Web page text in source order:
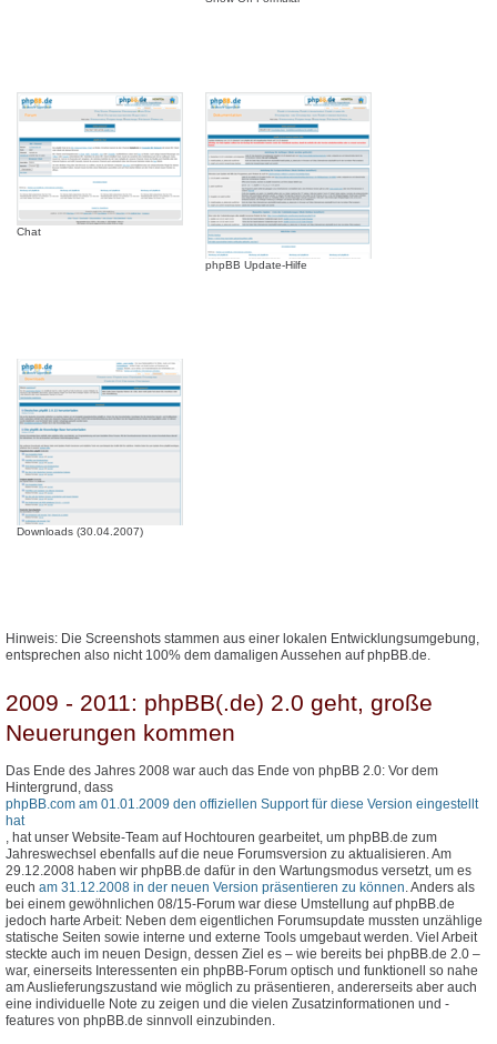
Chat
phpBB Update-Hilfe
Downloads (30.04.2007)
Hinweis: Die Screenshots stammen aus einer lokalen Entwicklungsumgebung,
entsprechen also nicht 100% dem damaligen Aussehen auf phpBB.de.
2009 - 2011: phpBB(.de) 2.0 geht, große
Neuerungen kommen
Das Ende des Jahres 2008 war auch das Ende von phpBB 2.0: Vor dem
Hintergrund, dass
phpBB.com am 01.01.2009 den offiziellen Support für diese Version eingestellt
hat
, hat unser Website-Team auf Hochtouren gearbeitet, um phpBB.de zum
Jahreswechsel ebenfalls auf die neue Forumsversion zu aktualisieren. Am
29.12.2008 haben wir phpBB.de dafür in den Wartungsmodus versetzt, um es
euch am 31.12.2008 in der neuen Version präsentieren zu können. Anders als
bei einem gewöhnlichen 08/15-Forum war diese Umstellung auf phpBB.de
jedoch harte Arbeit: Neben dem eigentlichen Forumsupdate mussten unzählige
statische Seiten sowie interne und externe Tools umgebaut werden. Viel Arbeit
steckte auch im neuen Design, dessen Ziel es – wie bereits bei phpBB.de 2.0 –
war, einerseits Interessenten ein phpBB-Forum optisch und funktionell so nahe
am Auslieferungszustand wie möglich zu präsentieren, andererseits aber auch
eine individuelle Note zu zeigen und die vielen Zusatzinformationen und -
features von phpBB.de sinnvoll einzubinden.